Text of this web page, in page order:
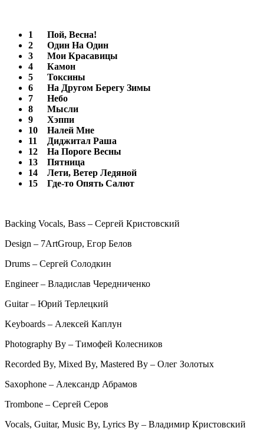
1
Пой, Весна!
2
Один На Один
3
Мои Красавицы
4
Камон
5
Токсины
6
На Другом Берегу Зимы
7
Небо
8
Мысли
9
Хэппи
10
Налей Мне
11
Диджитал Раша
12
На Пороге Весны
13
Пятница
14
Лети, Ветер Ледяной
15
Где-то Опять Салют
Backing Vocals, Bass – Сергей Кристовский
Design – 7ArtGroup, Егор Белов
Drums – Сергей Солодкин
Engineer – Владислав Чередниченко
Guitar – Юрий Терлецкий
Keyboards – Алексей Каплун
Photography By – Тимофей Колесников
Recorded By, Mixed By, Mastered By – Олег Золотых
Saxophone – Александр Абрамов
Trombone – Сергей Серов
Vocals, Guitar, Music By, Lyrics By – Владимир Кристовский